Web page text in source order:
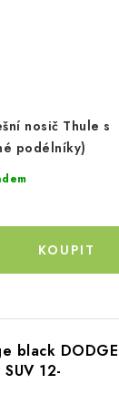
nosič Thule s
podélníky)
black DODGE
12-